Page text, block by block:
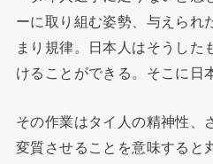
ーに取り組む姿勢、与えられ
まり規律。日本人はそうした
けることができる。そこに日
その作業はタイ人の精神性、
変質させることを意味すると